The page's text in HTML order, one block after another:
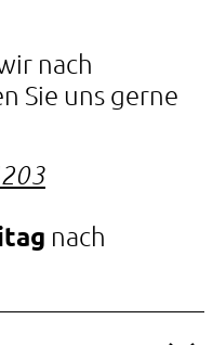
nach
Sie uns gerne
nach